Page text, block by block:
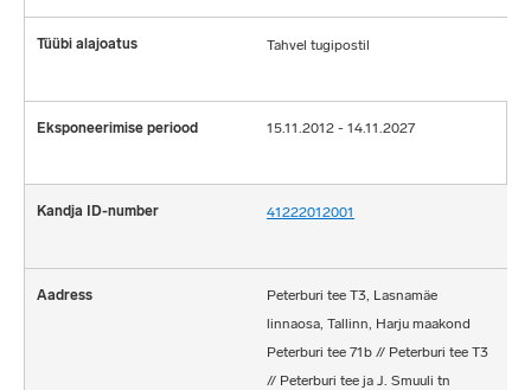
Tahvel tugipostil
15.11.2012 - 14.11.2027
41222012001
Peterburi tee T3, Lasnamäe
linnaosa, Tallinn, Harju maakond
Peterburi tee 71b // Peterburi tee T3
// Peterburi tee ja J. Smuuli tn